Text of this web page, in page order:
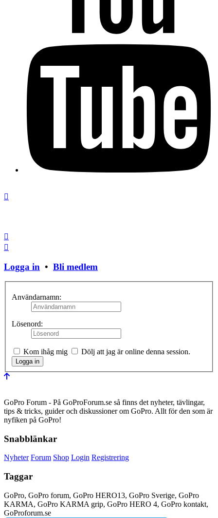
Logga in • Bli medlem
Användarnamn:
Lösenord:
Kom ihåg mig Dölj att jag är online denna session.
GoPro Forum - På GoProForum.se så finns det nyheter, tävlingar,
tips & tricks, guider och diskussioner om GoPro. Allt för den som är
nyfiken på GoPro!
Snabblänkar
Nyheter Forum Shop Login Registrering
Taggar
GoPro, GoPro forum, GoPro HERO13, GoPro Sverige, GoPro
KARMA, GoPro KARMA grip, GoPro HERO 4, GoPro kontakt,
GoProforum.se